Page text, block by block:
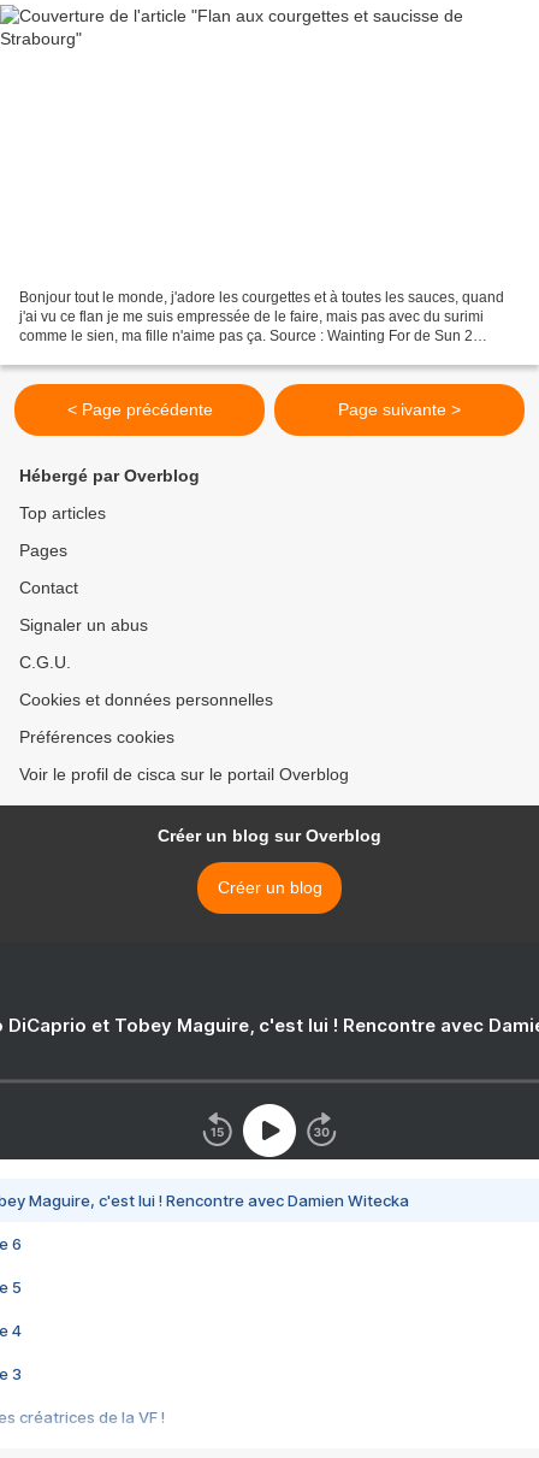
Bonjour tout le monde, j'adore les courgettes et à toutes les sauces, quand
j'ai vu ce flan je me suis empressée de le faire, mais pas avec du surimi
comme le sien, ma fille n'aime pas ça. Source : Wainting For de Sun 2
< Page précédente Page suivante >
Hébergé par Overblog
Top articles
Pages
Contact
Signaler un abus
C.G.U.
Cookies et données personnelles
Préférences cookies
Voir le profil de cisca sur le portail Overblog
Créer un blog sur Overblog
Créer un blog
DiCaprio et Tobey Maguire, c'est lui ! Rencontre avec
Maguire, c'est lui ! Rencontre avec Damien Witecka
6
5
4
3
créatrices de la VF !